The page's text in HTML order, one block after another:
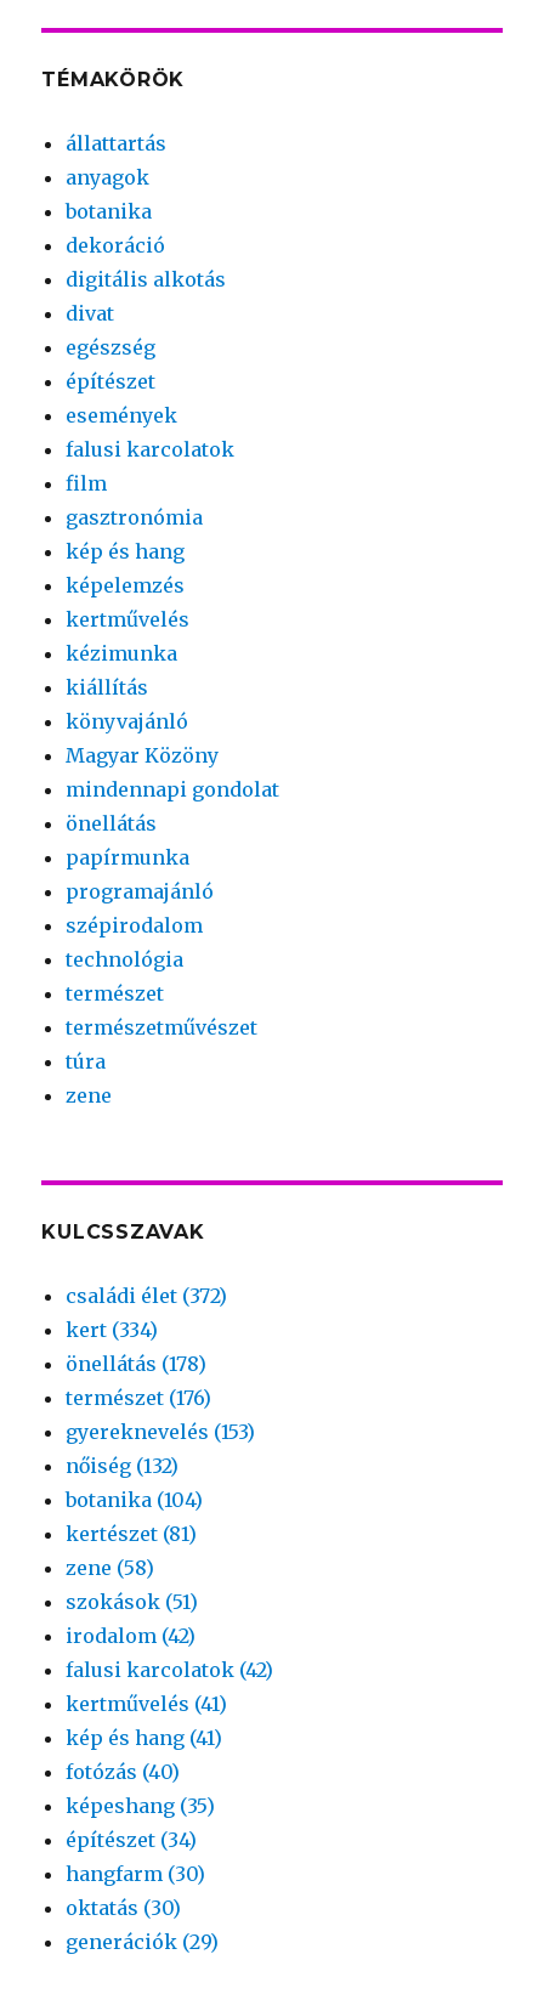
TÉMAKÖRÖK
állattartás
anyagok
botanika
dekoráció
digitális alkotás
divat
egészség
építészet
események
falusi karcolatok
film
gasztronómia
kép és hang
képelemzés
kertművelés
kézimunka
kiállítás
könyvajánló
Magyar Közöny
mindennapi gondolat
önellátás
papírmunka
programajánló
szépirodalom
technológia
természet
természetművészet
túra
zene
KULCSSZAVAK
családi élet (372)
kert (334)
önellátás (178)
természet (176)
gyereknevelés (153)
nőiség (132)
botanika (104)
kertészet (81)
zene (58)
szokások (51)
irodalom (42)
falusi karcolatok (42)
kertművelés (41)
kép és hang (41)
fotózás (40)
képeshang (35)
építészet (34)
hangfarm (30)
oktatás (30)
generációk (29)